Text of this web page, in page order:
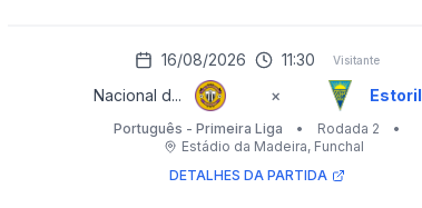
16/08/2026 11:30 Visitante
Nacional d... × Estoril
Português - Primeira Liga • Rodada 2
•
Estádio da Madeira, Funchal
DETALHES DA PARTIDA